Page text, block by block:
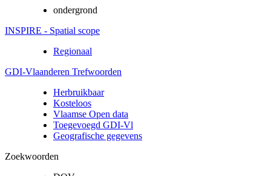
ondergrond
INSPIRE - Spatial scope
Regionaal
GDI-Vlaanderen Trefwoorden
Herbruikbaar
Kosteloos
Vlaamse Open data
Toegevoegd GDI-Vl
Geografische gegevens
Zoekwoorden